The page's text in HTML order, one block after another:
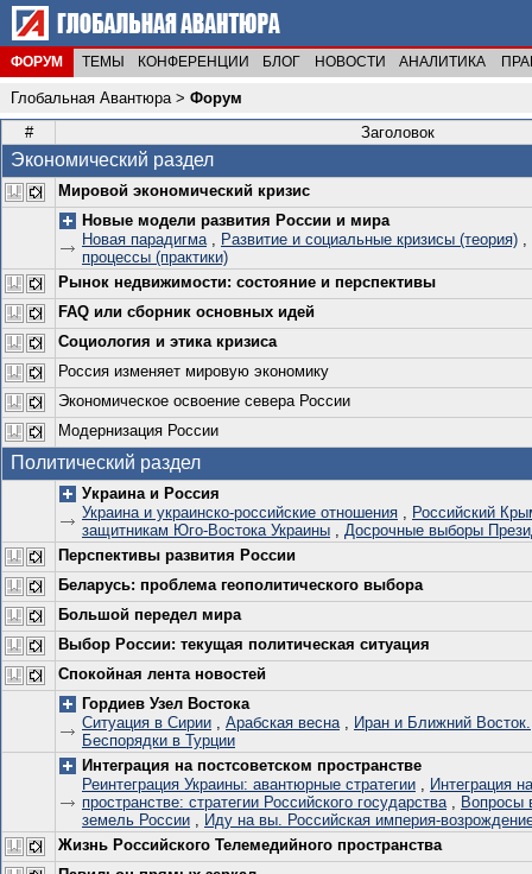
ФОРУМ ТЕМЫ КОНФЕРЕНЦИИ БЛОГ НОВОСТИ АНАЛИТИКА
Глобальная Авантюра> Форум
#
Заголовок
Экономический раздел
Мировой экономический кризис
Новые модели развития России и мира
Новая парадигма, Развитие и социальные кризисы (теория) ,
процессы (практики)
Рынок недвижимости: состояние и перспективы
FAQ или сборник основных идей
Социология и этика кризиса
Россия изменяет мировую экономику
Экономическое освоение севера России
Модернизация России
Политический раздел
Украина и Россия
Украина и украинско-российские отношения , Российский
защитникам Юго-Востока Украины , Досрочные выборы
Перспективы развития России
Беларусь: проблема геополитического выбора
Большой передел мира
Выбор России: текущая политическая ситуация
Спокойная лента новостей
Гордиев Узел Востока
Ситуация в Сирии , Арабская весна, Иран и Ближний Восток.
Беспорядки в Турции
Интеграция на постсоветском пространстве
Реинтеграция Украины: авантюрные стратегии , Интеграция
пространстве: стратегии Российского государства, Вопросы
земель России , Иду на вы. Российская империя-
Жизнь Российского Телемедийного пространства